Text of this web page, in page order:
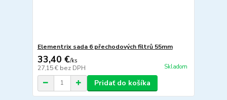
Elementrix sada 6 přechodových filtrů 55mm
33,40 €/ks
27,15 € bez DPH Skladom
Pridať do košíka